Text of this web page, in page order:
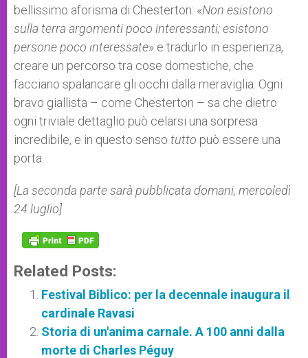
bellissimo aforisma di Chesterton: «Non esistono
sulla terra argomenti poco interessanti; esistono
persone poco interessate» e tradurlo in esperienza,
creare un percorso tra cose domestiche, che
facciano spalancare gli occhi dalla meraviglia. Ogni
bravo giallista – come Chesterton – sa che dietro
ogni triviale dettaglio può celarsi una sorpresa
incredibile, e in questo senso tutto può essere una
porta.
[La seconda parte sarà pubblicata domani, mercoledì
24 luglio]
Related Posts:
Festival Biblico: per la decennale inaugura il
cardinale Ravasi
Storia di un'anima carnale. A 100 anni dalla
morte di Charles Péguy